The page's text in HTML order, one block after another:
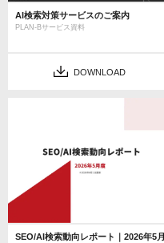
AI検索対策サービスのご案内
PLAN-Bサービス資料
DOWNLOAD
SEO/AI検索動向レポート｜2026年5月